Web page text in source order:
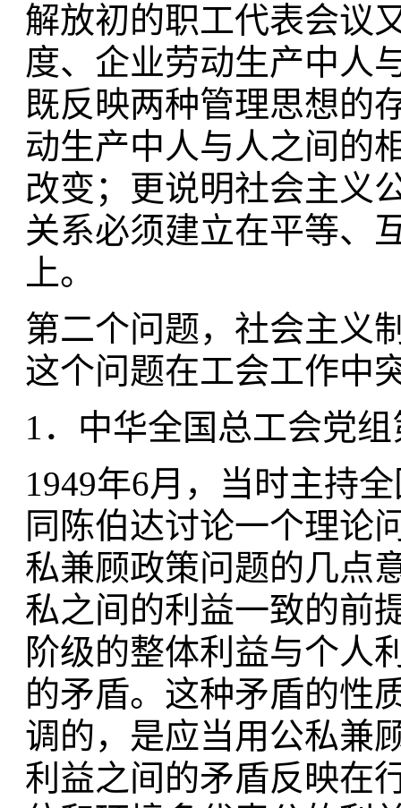
解放初的职工代表会议
度、企业劳动生产中人
既反映两种管理思想的
动生产中人与人之间的
改变；更说明社会主义
关系必须建立在平等、
上。
第二个问题，社会主义
这个问题在工会工作中
1．中华全国总工会党
1949年6月，当时主持
同陈伯达讨论一个理论
私兼顾政策问题的几点
私之间的利益一致的前
阶级的整体利益与个人
的矛盾。这种矛盾的性
调的，是应当用公私兼
利益之间的矛盾反映在